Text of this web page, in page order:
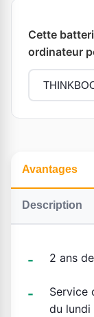
Cette
ordinateur
Avantages
Description
2 ans
Service
du lundi